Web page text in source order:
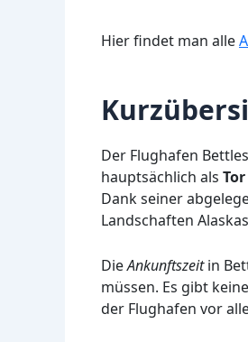
Hier findet man alle
Der Flughafen
hauptsächlich als
Dank seiner
Landschaften
DieAnkunftszeitin
müssen. Es gibt
der Flughafen vor